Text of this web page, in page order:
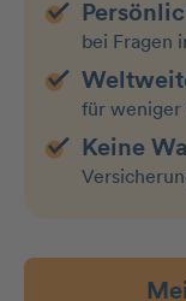
bei Fragen
für weniger
Keine